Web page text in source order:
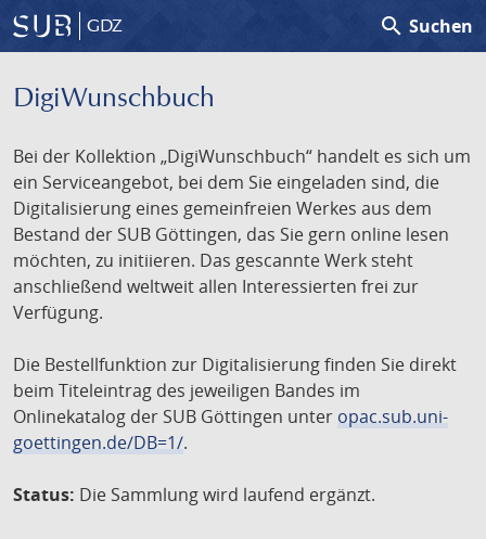
GDZ search Suchen
DigiWunschbuch
Bei der Kollektion „DigiWunschbuch“ handelt es sich um
ein Serviceangebot, bei dem Sie eingeladen sind, die
Digitalisierung eines gemeinfreien Werkes aus dem
Bestand der SUB Göttingen, das Sie gern online lesen
möchten, zu initiieren. Das gescannte Werk steht
anschließend weltweit allen Interessierten frei zur
Verfügung.
Die Bestellfunktion zur Digitalisierung finden Sie direkt
beim Titeleintrag des jeweiligen Bandes im
Onlinekatalog der SUB Göttingen unter opac.sub.uni-
goettingen.de/DB=1/.
Status: Die Sammlung wird laufend ergänzt.